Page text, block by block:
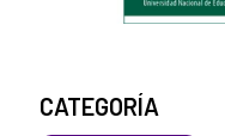
CATEGORÍA